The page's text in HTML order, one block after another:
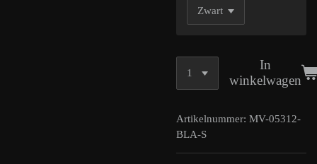
In
winkelwagen
Artikelnummer: MV-05312-
BLA-S